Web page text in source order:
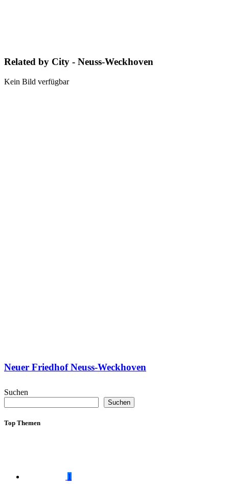
Related by City - Neuss-Weckhoven
Kein Bild verfügbar
Neuer Friedhof Neuss-Weckhoven
Suchen
Suchen
Top Themen
1